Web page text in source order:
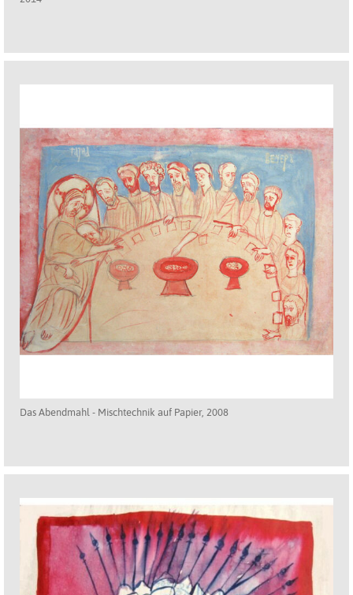
Das Abendmahl - Mischtechnik auf Papier, 2008